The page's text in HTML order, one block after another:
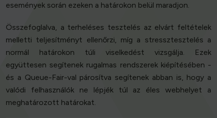
események során ezeken a határokon belül maradjon.
Összefoglalva, a terheléses tesztelés az elvárt feltételek
melletti teljesítményt ellenőrzi, míg a stressztesztelés a
normál határokon túli viselkedést vizsgálja. Ezek
együttesen segítenek rugalmas rendszerek kiépítésében -
és a Queue-Fair-val párosítva segítenek abban is, hogy a
valódi felhasználók ne lépjék túl az éles webhelyet a
meghatározott határokat.